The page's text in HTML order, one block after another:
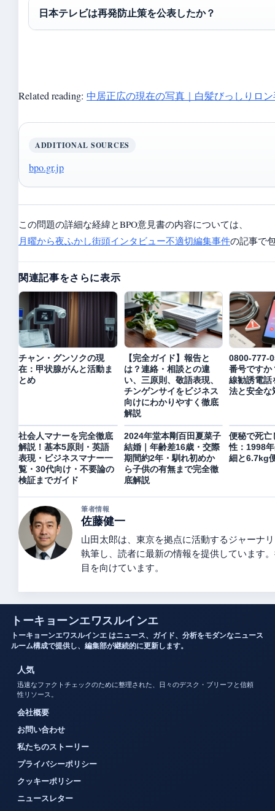
日本テレビは再発防止策を公表したか？
Related reading: 中居正広の現在の写真｜白髪びっしりロ
ADDITIONAL SOURCES
bpo.gr.jp
この問題の詳細な経緯とBPO意見書の内容については、
月曜から夜ふかし街頭インタビュー不適切編集事件の記事で
関連記事をさらに表示
チャン・グンソクの現
在：甲状腺がんと活動ま
とめ
【完全ガイド】報告と
は？連絡・相談との違
い、三原則、敬語表現、
チンゲンサイをビジネス
向けにわかりやすく徹底
解説
0800-777-
番号ですか
線勧誘電話
法と安全な
社会人マナーを完全徹底
解説！基本5原則・英語
表現・ビジネスマナー一
覧・30代向け・不要論の
検証までガイド
2024年堂本剛百田夏菜子
結婚｜年齢差16歳・交際
期間約2年・馴れ初めか
ら子供の有無まで完全徹
底解説
便秘で死亡
性：1998
細と6.7kg
筆者情報
佐藤健一
山田太郎は、東京を拠点に活動するジャーナ
執筆し、読者に最新の情報を提供しています
目を向けています。
トーキョーンエワスルインエ
トーキョーンエワスルインエ はニュース、ガイド、分析をモダンなニュース
ルーム構成で提供し、編集部が継続的に更新します。
人気
迅速なファクトチェックのために整理された、日々のデスク・ブリーフと信頼
性リソース。
会社概要
お問い合わせ
私たちのストーリー
プライバシーポリシー
クッキーポリシー
ニュースレター